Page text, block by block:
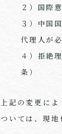
２）国際
３）中国
代理人が
４）拒絶
条）
上記の変更に
ついては、現